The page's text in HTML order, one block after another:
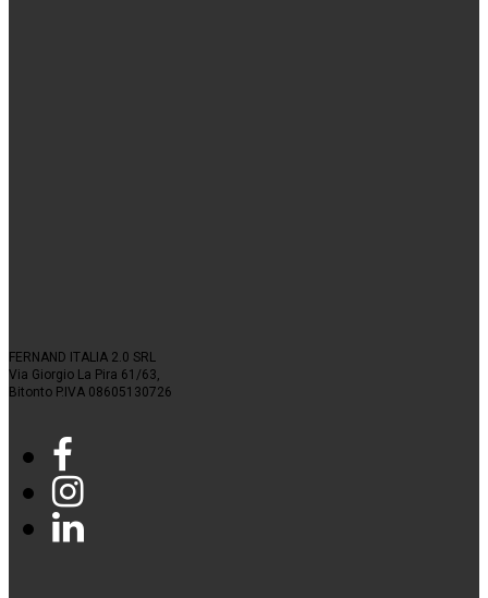
FERNAND ITALIA 2.0 SRL
Via Giorgio La Pira 61/63,
Bitonto P.IVA 08605130726